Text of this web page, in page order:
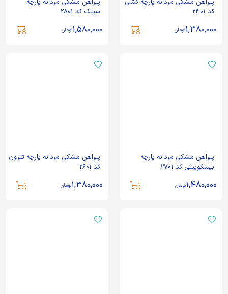
پیراهن مشکی مردانه پارچه کشی
کد 2401
1,380,000تومان
پیراهن مشکی مردانه پارچه
سیلک کد 2801
1,580,000تومان
پیراهن مشکی مردانه پارچه
بیسکوییتی کد 2701
1,480,000تومان
پیراهن مشکی مردانه پارچه تترون
کد 2601
1,380,000تومان